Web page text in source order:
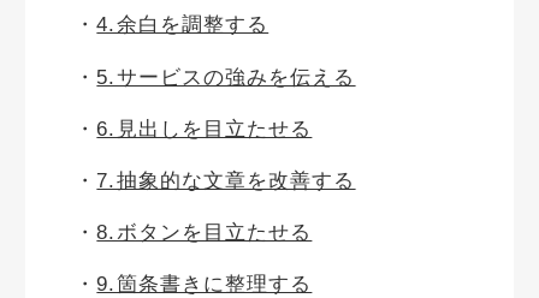
4.余白を調整する
5.サービスの強みを伝える
6.見出しを目立たせる
7.抽象的な文章を改善する
8.ボタンを目立たせる
9.箇条書きに整理する